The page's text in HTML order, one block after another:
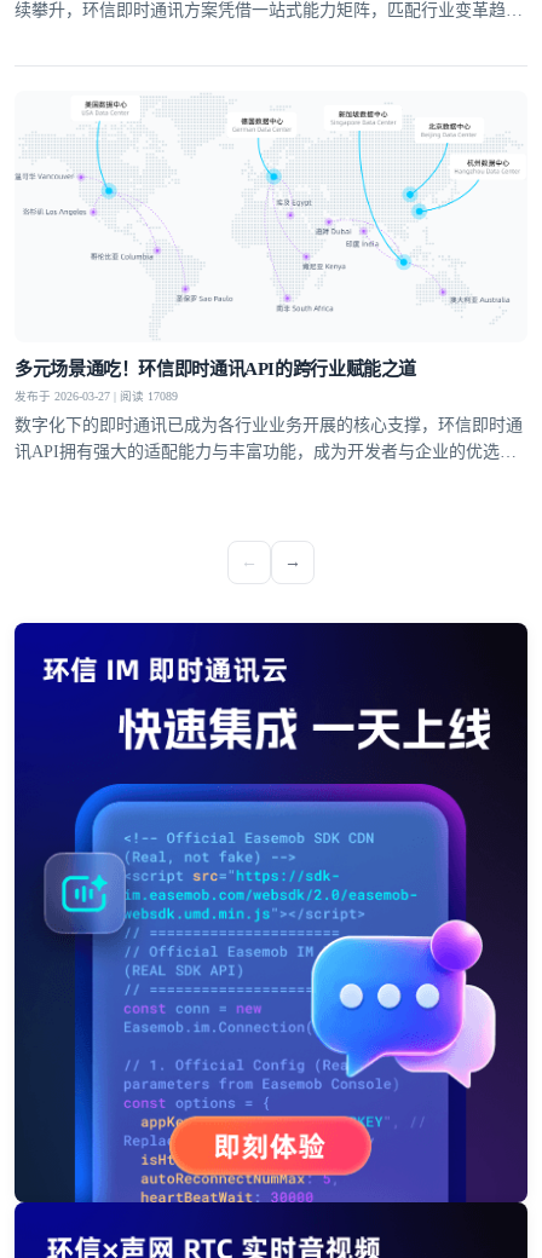
续攀升，环信即时通讯方案凭借一站式能力矩阵，匹配行业变革趋
座。
多元场景通吃！环信即时通讯API的跨行业赋能之道
发布于 2026-03-27 | 阅读 17089
数字化下的即时通讯已成为各行业业务开展的核心支撑，环信即时通
讯API拥有强大的适配能力与丰富功能，成为开发者与企业的优选方
←
→